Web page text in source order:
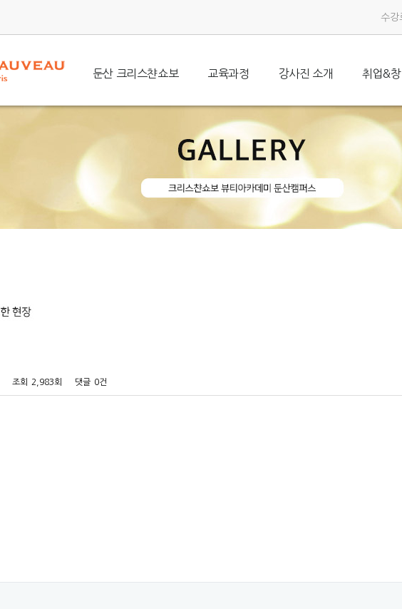
수강
둔산 크리스챤쇼보
오시는길
교육과정
피부미용 네일아트
강사진 소개
강사진 소개
취업&
취업과정 창업과정
메이크업자격증 피부미용자격증
뉴스&이벤트
조회 2,983회 댓글 0건